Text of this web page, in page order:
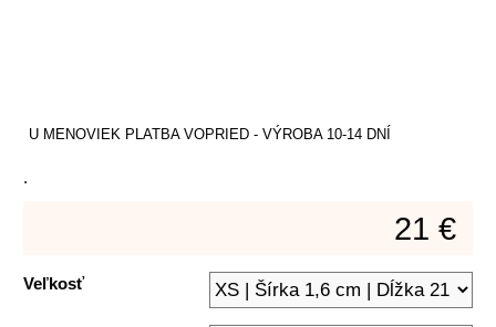
U MENOVIEK PLATBA VOPRIED - VÝROBA 10-14 DNÍ
.
21 €
Veľkosť